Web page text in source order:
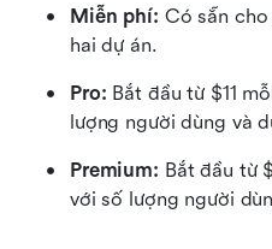
Miễn phí: Có sẵn
hai dự án.
Pro: Bắt đầu từ $11
lượng người dùng và
Premium: Bắt đầu từ
với số lượng người